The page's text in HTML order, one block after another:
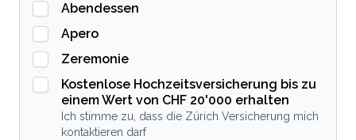
Abendessen
Apero
Zeremonie
Kostenlose Hochzeitsversicherung bis zu
einem Wert von CHF 20'000 erhalten
Ich stimme zu, dass die Zürich Versicherung mich
kontaktieren darf